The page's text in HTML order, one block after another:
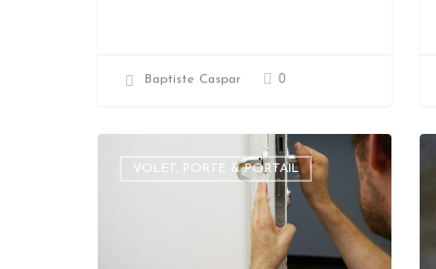
Baptiste Caspar 0
VOLET, PORTE & PORTAIL